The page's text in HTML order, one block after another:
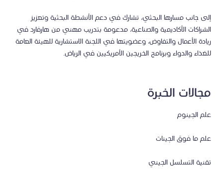
إلى جانب مسارها البحثي، تشارك في دعم الأنشطة البحثية وتعزيز
الشراكات الأكاديمية والصناعية، مدعومة بتدريب مهني من هارفارد في
ريادة الأعمال والتفاوض، وعضويتها في اللجنة الاستشارية للهيئة العامة
للغذاء والدواء وبرنامج الخريجين الأمريكيين في الرياض.
مجالات الخبرة
علم الجينوم
علم ما فوق الجينات
تقنية التسلسل الجيني